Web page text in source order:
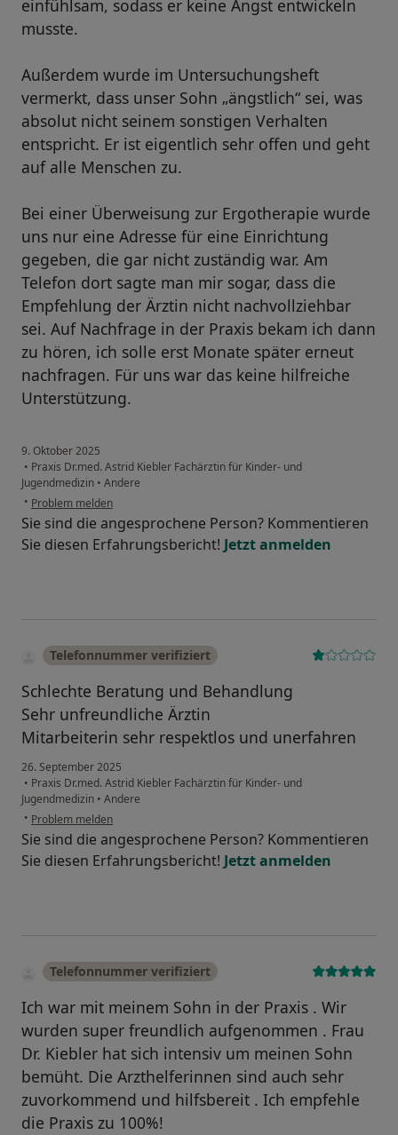
einfühlsam, sodass er keine Angst entwickeln
musste.
Außerdem wurde im Untersuchungsheft
vermerkt, dass unser Sohn „ängstlich“ sei, was
absolut nicht seinem sonstigen Verhalten
entspricht. Er ist eigentlich sehr offen und geht
auf alle Menschen zu.
Bei einer Überweisung zur Ergotherapie wurde
uns nur eine Adresse für eine Einrichtung
gegeben, die gar nicht zuständig war. Am
Telefon dort sagte man mir sogar, dass die
Empfehlung der Ärztin nicht nachvollziehbar
sei. Auf Nachfrage in der Praxis bekam ich dann
zu hören, ich solle erst Monate später erneut
nachfragen. Für uns war das keine hilfreiche
Unterstützung.
9. Oktober 2025
• Praxis Dr.med. Astrid Kiebler Fachärztin für Kinder- und
Jugendmedizin • Andere
• Problem melden
Sie sind die angesprochene Person? Kommentieren
Sie diesen Erfahrungsbericht! Jetzt anmelden
Telefonnummer verifiziert
Schlechte Beratung und Behandlung
Sehr unfreundliche Ärztin
Mitarbeiterin sehr respektlos und unerfahren
26. September 2025
• Praxis Dr.med. Astrid Kiebler Fachärztin für Kinder- und
Jugendmedizin • Andere
• Problem melden
Sie sind die angesprochene Person? Kommentieren
Sie diesen Erfahrungsbericht! Jetzt anmelden
Telefonnummer verifiziert
Ich war mit meinem Sohn in der Praxis . Wir
wurden super freundlich aufgenommen . Frau
Dr. Kiebler hat sich intensiv um meinen Sohn
bemüht. Die Arzthelferinnen sind auch sehr
zuvorkommend und hilfsbereit . Ich empfehle
die Praxis zu 100%!